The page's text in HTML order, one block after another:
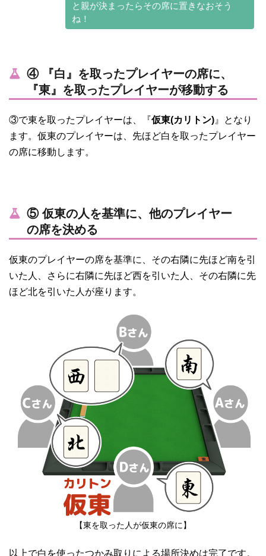
と親が決まったらその席に置きなおそう
ね！
④ 『白』を取ったプレイヤーの席に、
『東』を取ったプレイヤーが移動する
③で東を取ったプレイヤーは、『仮東(カリトン) 』となり
ます。仮東のプレイヤーは、先ほど白を取ったプレイヤー
の席に移動します。
⑤ 仮東の人を基準に、他のプレイヤー
の席を決める
仮東のプレイヤーの席を基準に、その右隣に先ほど南を引
いた人、さらに右隣に先ほど西を引いた人、その右隣に先
ほど北を引いた人が座ります。
【東を取った人が仮東の席に】
以上で白を使ったつかみ取りによる場所決めは完了です。